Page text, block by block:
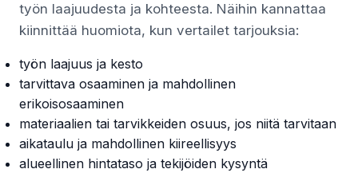
työn laajuudesta ja kohteesta. Näihin kannattaa
kiinnittää huomiota, kun vertailet tarjouksia:
työn laajuus ja kesto
tarvittava osaaminen ja mahdollinen
erikoisosaaminen
materiaalien tai tarvikkeiden osuus, jos niitä tarvitaan
aikataulu ja mahdollinen kiireellisyys
alueellinen hintataso ja tekijöiden kysyntä